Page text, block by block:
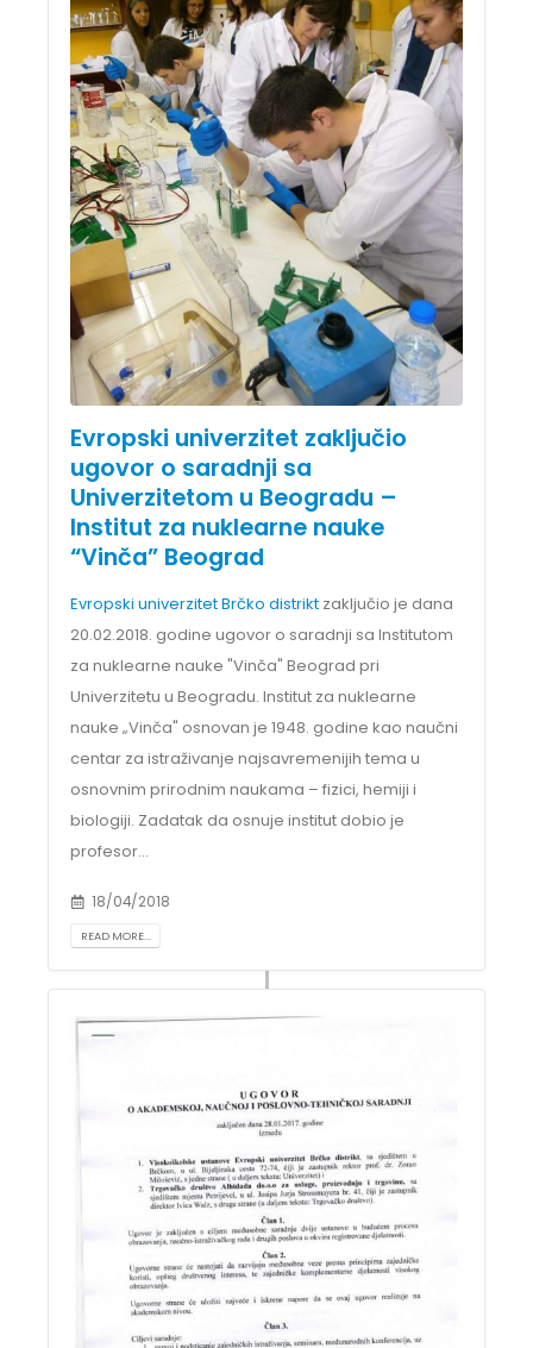
Evropski univerzitet zaključio
ugovor o saradnji sa
Univerzitetom u Beogradu –
Institut za nuklearne nauke
“Vinča” Beograd
Evropski univerzitet Brčko distrikt zaključio je dana
20.02.2018. godine ugovor o saradnji sa Institutom
za nuklearne nauke "Vinča" Beograd pri
Univerzitetu u Beogradu. Institut za nuklearne
nauke „Vinča" osnovan je 1948. godine kao naučni
centar za istraživanje najsavremenijih tema u
osnovnim prirodnim naukama – fizici, hemiji i
biologiji. Zadatak da osnuje institut dobio je
profesor...
18/04/2018
READ MORE...